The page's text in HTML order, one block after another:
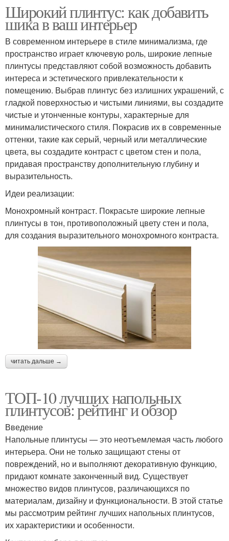
Широкий плинтус: как добавить
шика в ваш интерьер
В современном интерьере в стиле минимализма, где
пространство играет ключевую роль, широкие лепные
плинтусы представляют собой возможность добавить
интереса и эстетического привлекательности к
помещению. Выбрав плинтус без излишних украшений, с
гладкой поверхностью и чистыми линиями, вы создадите
чистые и утонченные контуры, характерные для
минималистического стиля. Покрасив их в современные
оттенки, такие как серый, черный или металлические
цвета, вы создадите контраст с цветом стен и пола,
придавая пространству дополнительную глубину и
выразительность.
Идеи реализации:
Монохромный контраст. Покрасьте широкие лепные
плинтусы в тон, противоположный цвету стен и пола,
для создания выразительного монохромного контраста.
читать дальше →
ТОП-10 лучших напольных
плинтусов: рейтинг и обзор
Введение
Напольные плинтусы — это неотъемлемая часть любого
интерьера. Они не только защищают стены от
повреждений, но и выполняют декоративную функцию,
придают комнате законченный вид. Существует
множество видов плинтусов, различающихся по
материалам, дизайну и функциональности. В этой статье
мы рассмотрим рейтинг лучших напольных плинтусов,
их характеристики и особенности.